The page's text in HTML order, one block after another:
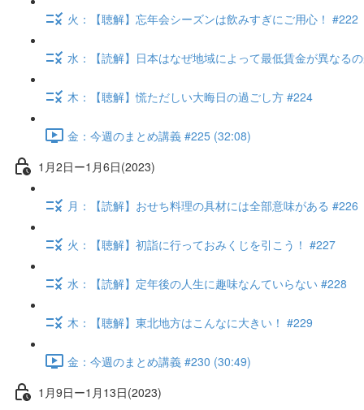
火：【聴解】忘年会シーズンは飲みすぎにご用心！ #222
水：【読解】日本はなぜ地域によって最低賃金が異なる
木：【聴解】慌ただしい大晦日の過ごし方 #224
金：今週のまとめ講義 #225 (32:08)
1月2日ー1月6日(2023)
月：【読解】おせち料理の具材には全部意味がある #226
火：【聴解】初詣に行っておみくじを引こう！ #227
水：【読解】定年後の人生に趣味なんていらない #228
木：【聴解】東北地方はこんなに大きい！ #229
金：今週のまとめ講義 #230 (30:49)
1月9日ー1月13日(2023)